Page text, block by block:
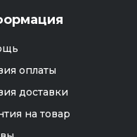
оплаты
доставки
на товар